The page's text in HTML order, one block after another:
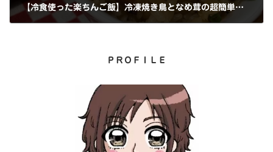
【冷食使った楽ちんご飯】冷凍焼き鳥となめ茸の超簡単炊き込みご飯
ＰＲＯＦＩＬＥ